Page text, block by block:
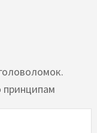
принципам